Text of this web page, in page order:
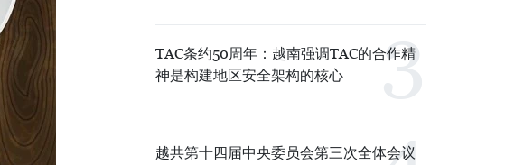
TAC条约50周年：越南强调TAC的合作精
神是构建地区安全架构的核心
越共第十四届中央委员会第三次全体会议